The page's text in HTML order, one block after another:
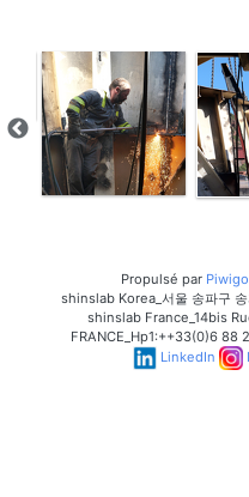
Propulsé par Piwigo
shinslab Korea_서울 송파구
shinslab France_14bis
FRANCE_Hp1:++33(0)6 88
LinkedIn